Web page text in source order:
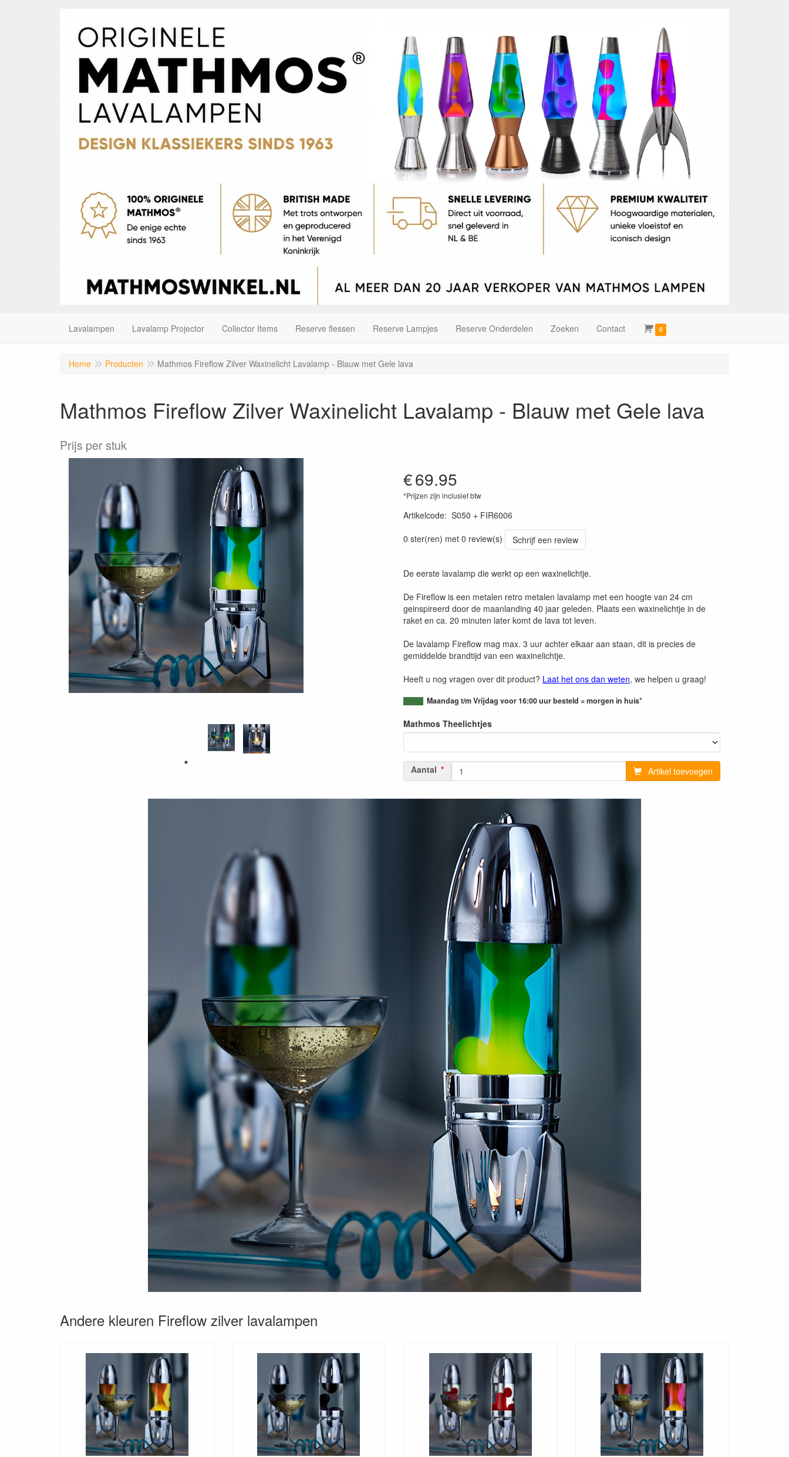
Lavalampen Lavalamp Projector Collector Items Reserve flessen Reserve Lampjes Reserve Onderdelen Zoeken Contact 0
Home Producten Mathmos Fireflow Zilver Waxinelicht Lavalamp - Blauw met Gele lava
Mathmos Fireflow Zilver Waxinelicht Lavalamp - Blauw met Gele lava
Prijs per stuk
€69.95
*Prijzen zijn inclusief btw
Artikelcode: S050 + FIR6006
0 ster(ren) met 0 review(s)
Schrijf een review
De eerste lavalamp die werkt op een waxinelichtje.
De Fireflow is een metalen retro metalen lavalamp met een hoogte van 24 cm
geinspireerd door de maanlanding 40 jaar geleden. Plaats een waxinelichtje in de
raket en ca. 20 minuten later komt de lava tot leven.
De lavalamp Fireflow mag max. 3 uur achter elkaar aan staan, dit is precies de
gemiddelde brandtijd van een waxinelichtje.
Heeft u nog vragen over dit product? Laat het ons dan weten, we helpen u graag!
Maandag t/m Vrijdag voor 16:00 uur besteld = morgen in huis*
Mathmos Theelichtjes
Aantal Artikel toevoegen
Andere kleuren Fireflow zilver lavalampen